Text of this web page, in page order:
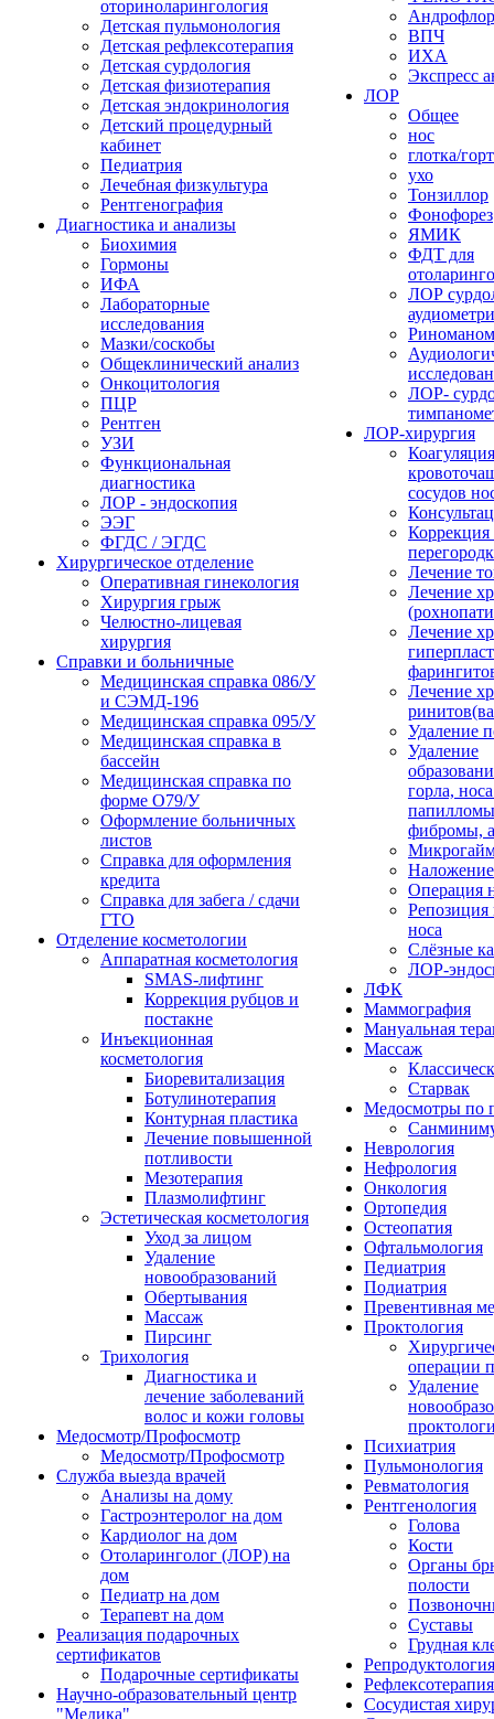
оториноларингология
Детская пульмонология
Детская рефлексотерапия
Детская сурдология
Детская физиотерапия
Детская эндокринология
Детский процедурный
кабинет
Педиатрия
Лечебная физкультура
Рентгенография
Диагностика и анализы
Биохимия
Гормоны
ИФА
Лабораторные
исследования
Мазки/соскобы
Общеклинический анализ
Онкоцитология
ПЦР
Рентген
УЗИ
Функциональная
диагностика
ЛОР - эндоскопия
ЭЭГ
ФГДС / ЭГДС
Хирургическое отделение
Оперативная гинекология
Хирургия грыж
Челюстно-лицевая
хирургия
Справки и больничные
Медицинская справка 086/У
и СЭМД‑196
Медицинская справка 095/У
Медицинская справка в
бассейн
Медицинская справка по
форме О79/У
Оформление больничных
листов
Справка для оформления
кредита
Справка для забега / сдачи
ГТО
Отделение косметологии
Аппаратная косметология
SMAS-лифтинг
Коррекция рубцов и
постакне
Инъекционная
косметология
Биоревитализация
Ботулинотерапия
Контурная пластика
Лечение повышенной
потливости
Мезотерапия
Плазмолифтинг
Эстетическая косметология
Уход за лицом
Удаление
новообразований
Обертывания
Массаж
Пирсинг
Трихология
Диагностика и
лечение заболеваний
волос и кожи головы
Медосмотр/Профосмотр
Медосмотр/Профосмотр
Служба выезда врачей
Анализы на дому
Гастроэнтеролог на дом
Кардиолог на дом
Отоларинголог (ЛОР) на
дом
Педиатр на дом
Терапевт на дом
Реализация подарочных
сертификатов
Подарочные сертификаты
Научно-образовательный центр
"Медика"
Андрофлор
ВПЧ
ИХА
Экспресс
ЛОР
Общее
нос
глотка/
ухо
Тонзиллор
Фонофорез
ЯМИК
ФДТ для
ЛОР
ЛОР-
ЛОР-хирургия
Коагуляция
сосудов
Коррекция
Лечение
Лечение
Лечение
Лечение
Удаление
Удаление
горла,
фибромы,
Операция
Репозиция
носа
Слёзные
ЛОР-
ЛФК
Маммография
Мануальная
Массаж
Старвак
Медосмотры по
Неврология
Нефрология
Онкология
Ортопедия
Остеопатия
Офтальмология
Педиатрия
Подиатрия
Превентивная
Проктология
операции
Удаление
Психиатрия
Пульмонология
Ревматология
Рентгенология
Голова
Кости
Органы
полости
Суставы
Грудная
Репродуктология
Рефлексотерапия
Сосудистая